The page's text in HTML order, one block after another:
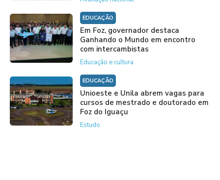
EDUCAÇÃO
Em Foz, governador destaca
Ganhando o Mundo em encontro
com intercambistas
Educação e cultura
EDUCAÇÃO
Unioeste e Unila abrem vagas para
cursos de mestrado e doutorado em
Foz do Iguaçu
Estudo